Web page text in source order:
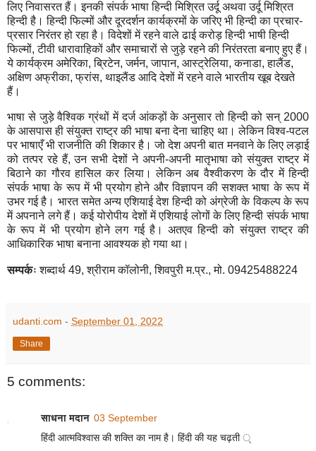
लिए निवासरत हैं। इनकी संपर्क भाषा हिन्दी मिश्रित उर्दू अथवा उर्दू मिश्रित
हिन्दी है। हिन्दी फिल्मों और दूरदर्शन कार्यक्रमों के जरिए भी हिन्दी का प्रचार-
प्रसार निरंतर हो रहा है। विदेशों में रहने वाले ढाई करोड़ हिन्दी भाषी हिन्दी
फिल्मों,टीवी धारावाहिकों और समाचारों से जुड़े रहने की निरंतरता बनाए हुए हैं।
ये कार्यक्रम अमेरिका,ब्रिटेन,जर्मन,जापान, आस्ट्रेलिया,कनाडा,हालैंड,
अक्षिण अफ्रीका,फ्रांस, थाइलैंड आदि देशों में रहने वाले भारतीय खूब देखते
हैं।
भाषा से जुड़े वैश्विक ग्रंथों में दर्ज आंकड़ों के अनुसार तो हिन्दी को सन् 2000
के आसपास ही संयुक्त राष्ट्र की भाषा बना देना चाहिए था। लेकिन विश्व-पटल
पर भाषाएँ भी राजनीति की शिकार है। जो देश अपनी बात मनवाने के लिए लड़ाई
को तत्पर रहे हैं,उन सभी देशों ने अपनी-अपनी मातृभाषा को संयुक्त राष्ट्र में
बिठाने का गौरव हासिल कर लिया। लेकिन अब वैश्वीकरण के दौर में हिन्दी
संपर्क भाषा के रूप में भी प्रयोग होने और विज्ञापन की सशक्त भाषा के रूप में
उभर गई है। भारत समेत अन्य एशियाई देश हिन्दी को अंग्रेजी के विकल्प के रूप
में अपनाने लगे हैं। कई योरोपीय देशों में एशियाई लोगों के लिए हिन्दी संपर्क भाषा
के रूप में भी प्रयोग होने लग गई है। अतएव हिन्दी को संयुक्त राष्ट्र की
आधिकारिक भाषा बनाना आवश्यक हो गया था।
सम्पर्कः शब्दार्थ 49, श्रीराम कॉलोनी,शिवपुरी म.प्र.,मो. 09425488224
udanti.com - September 01, 2022
Share
5 comments:
साधना मदान 03 September
हिंदी आत्मविश्वास की शक्ति का नाम है। हिंदी की यह चढ़ती ्